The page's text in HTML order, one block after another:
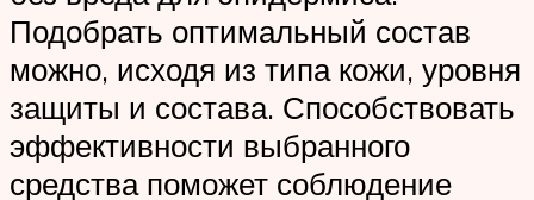
Подобрать оптимальный состав
можно, исходя из типа кожи, уровня
защиты и состава. Способствовать
эффективности выбранного
средства поможет соблюдение